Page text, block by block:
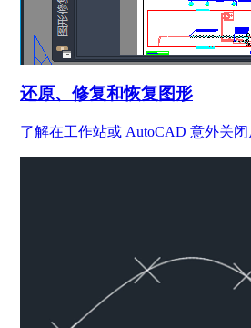
还原、修复和恢复图形
了解在工作站或 AutoCAD 意外关